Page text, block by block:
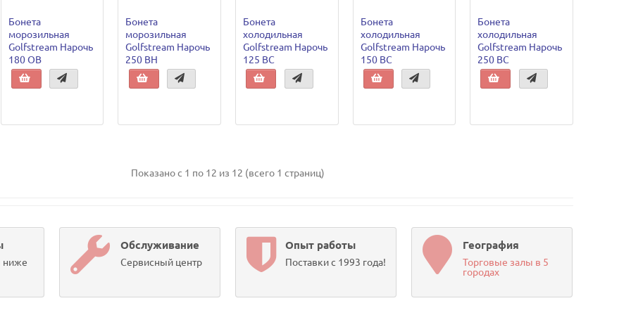
Бонета
морозильная
Golfstream Нарочь
180 OB
Бонета
морозильная
Golfstream Нарочь
250 ВН
Бонета
холодильная
Golfstream Нарочь
125 ВС
Бонета
холодильная
Golfstream Нарочь
150 ВС
Бонета
холодильная
Golfstream Нарочь
250 ВС
Показано с 1 по 12 из 12 (всего 1 страниц)
ниже
Обслуживание
Сервисный центр
Опыт работы
Поставки с 1993 года!
География
Торговые залы в 5
городах